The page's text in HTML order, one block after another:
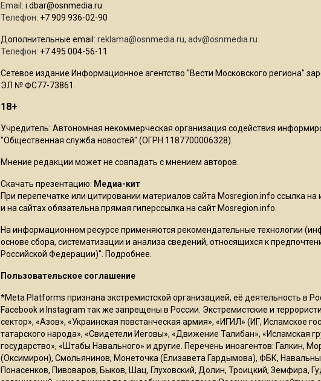
Email: i.dbar@osnmedia.ru
Телефон: +7 909 936-02-90
Дополнительные email: reklama@osnmedia.ru, adv@osnmedia.ru
Телефон: +7 495 004-56-11
Сетевое издание Информационное агентство "Вести Московского региона"
ЭЛ № ФС77-73861.
18+
Учредитель: Автономная некоммерческая организация содействия
"Общественная служба новостей" (ОГРН 1187700006328).
Мнение редакции может не совпадать с мнением авторов.
Скачать презентацию: Медиа-кит
При перепечатке или цитировании материалов сайта Mosregion.info ссылка
и на сайтах обязательна прямая гиперссылка на сайт Mosregion.info.
На информационном ресурсе применяются рекомендательные технологии
основе сбора, систематизации и анализа сведений, относящихся к
Российской Федерации)". Подробнее
Пользовательское соглашение
*Meta Platforms признана экстремистской организацией, её деятельность в
Facebook и Instagram так же запрещены в России. Экстремистские и
сектор», «Азов», «Украинская повстанческая армия», «ИГИЛ» (ИГ,
татарского народа», «Свидетели Иеговы», «Движение Талибан», «Исламская
государство», «Штабы Навального» и другие. Перечень иноагентов: Галкин,
(Оксимирон), Смольянинов, Монеточка (Елизавета Гардымова), ФБК,
Понасенков, Пивоваров, Быков, Шац, Глуховский, Долин, Троицкий, Земфира,